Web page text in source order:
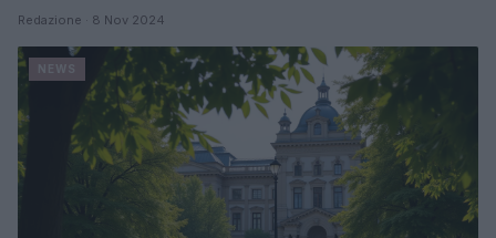
Redazione · 8 Nov 2024